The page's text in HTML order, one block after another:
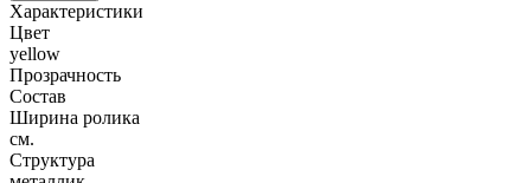
Характеристики
Цвет
yellow
Прозрачность
Состав
Ширина ролика
см.
Структура